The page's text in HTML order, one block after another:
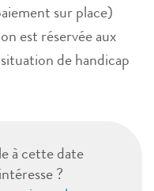
sur place)
est réservée aux
de handicap
à cette date
?